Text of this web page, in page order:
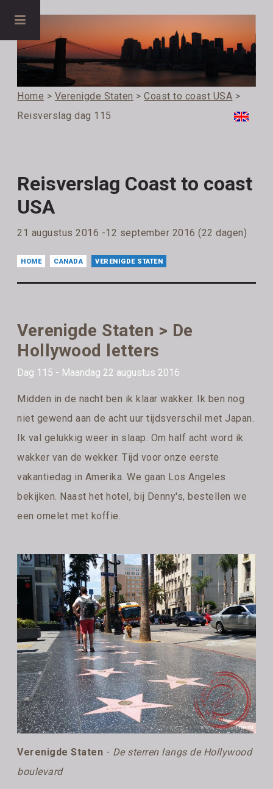
Home > Verenigde Staten >Coast to coast USA >
Reisverslag dag 115
Reisverslag Coast to coast
USA
21 augustus 2016 -12 september 2016 (22 dagen)
HOME CANADA VERENIGDE STATEN
Verenigde Staten > De
Hollywood letters
Dag 115 - Maandag 22 augustus 2016
Midden in de nacht ben ik klaar wakker. Ik ben nog
niet gewend aan de acht uur tijdsverschil met Japan.
Ik val gelukkig weer in slaap. Om half acht word ik
wakker van de wekker. Tijd voor onze eerste
vakantiedag in Amerika. We gaan Los Angeles
bekijken. Naast het hotel, bij Denny's, bestellen we
een omelet met koffie.
Verenigde Staten - De sterren langs de Hollywood
boulevard